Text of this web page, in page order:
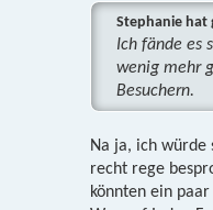
Stephanie hat
Ich fände es
wenig mehr
Besuchern.
Na ja, ich würde
recht rege
könnten ein